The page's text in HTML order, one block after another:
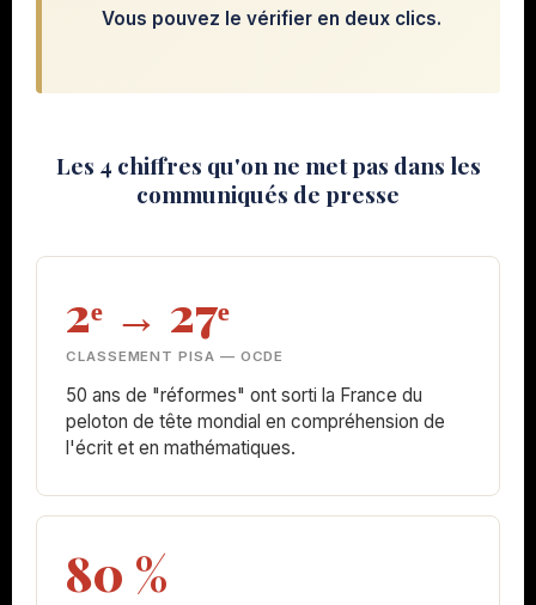
Vous pouvez le vérifier en deux clics.
Les 4 chiffres qu'on ne met pas dans les
communiqués de presse
2ᵉ → 27ᵉ
CLASSEMENT PISA — OCDE
50 ans de "réformes" ont sorti la France du
peloton de tête mondial en compréhension de
l'écrit et en mathématiques.
80 %